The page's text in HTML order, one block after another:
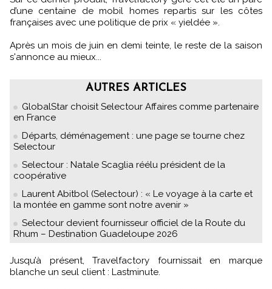
d’une centaine de mobil homes repartis sur les côtes
françaises avec une politique de prix « yieldée ».
Après un mois de juin en demi teinte, le reste de la saison
s'annonce au mieux...
AUTRES ARTICLES
GlobalStar choisit Selectour Affaires comme partenaire
en France
Départs, déménagement : une page se tourne chez
Selectour
Selectour : Natale Scaglia réélu président de la
coopérative
Laurent Abitbol (Selectour) : « Le voyage à la carte et
la montée en gamme sont notre avenir »
Selectour devient fournisseur officiel de la Route du
Rhum – Destination Guadeloupe 2026
Jusqu’à présent, Travelfactory fournissait en marque
blanche un seul client : Lastminute.